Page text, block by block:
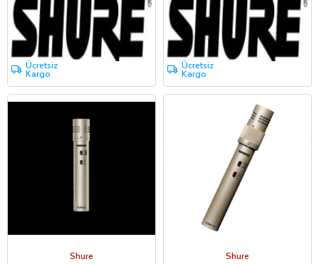
Ücretsiz
Kargo
Ücretsiz
Kargo
Shure Shure